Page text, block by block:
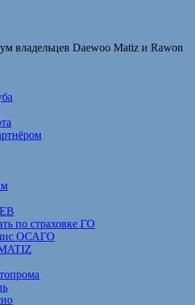
владельцев Daewoo Matiz и Rawon
по страховке ГО
ОСАГО